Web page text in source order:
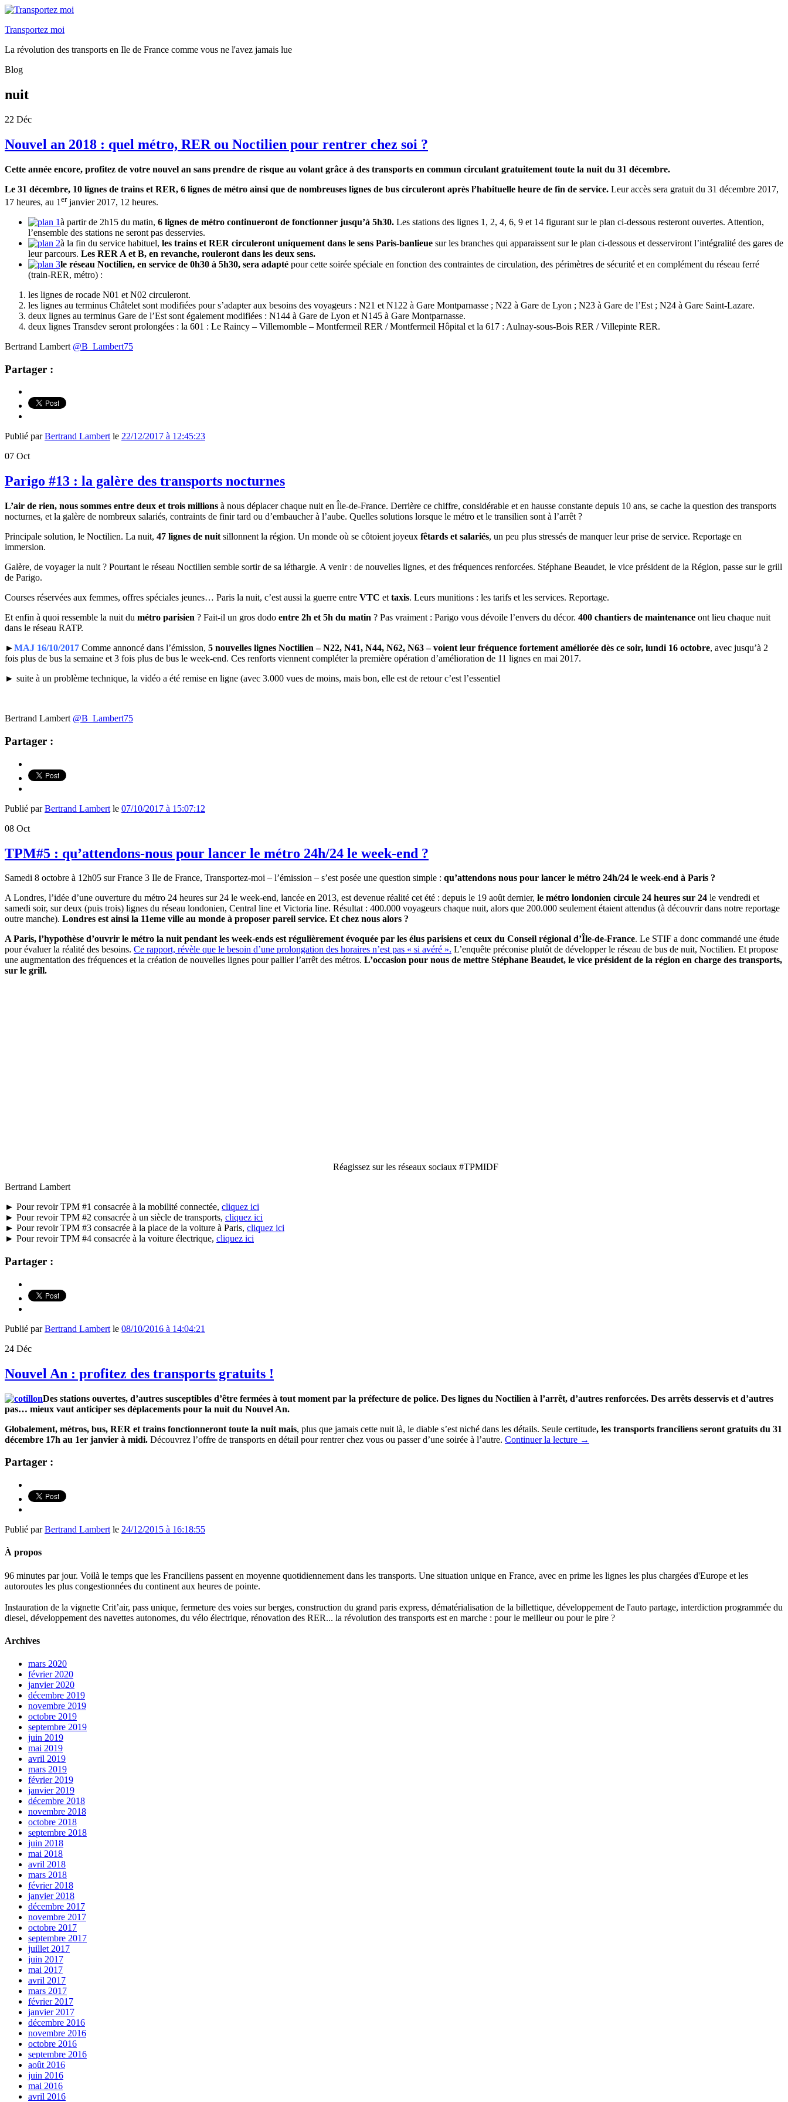
Transportez moi
La révolution des transports en Ile de France comme vous ne l'avez jamais lue
Blog
nuit
22 Déc
Nouvel an 2018 : quel métro, RER ou Noctilien pour rentrer chez soi ?
Cette année encore, profitez de votre nouvel an sans prendre de risque au volant grâce à des transports en commun circulant gratuitement toute la nuit du 31 décembre.
Le 31 décembre, 10 lignes de trains et RER, 6 lignes de métro ainsi que de nombreuses lignes de bus circuleront après l’habituelle heure de fin de service. Leur accès sera gratuit du 31 décembre 2017,
17 heures, au 1 erjanvier 2017, 12 heures.
à partir de 2h15 du matin, 6 lignes de métro continueront de fonctionner jusqu’à 5h30. Les stations des lignes 1, 2, 4, 6, 9 et 14 figurant sur le plan ci-dessous resteront ouvertes. Attention,
l’ensemble des stations ne seront pas desservies.
à la fin du service habituel, les trains et RER circuleront uniquement dans le sens Paris-banlieue sur les branches qui apparaissent sur le plan ci-dessous et desserviront l’intégralité des gares de
leur parcours. Les RER A et B, en revanche, rouleront dans les deux sens.
le réseau Noctilien, en service de 0h30 à 5h30, sera adapté pour cette soirée spéciale en fonction des contraintes de circulation, des périmètres de sécurité et en complément du réseau ferré
(train-RER, métro) :
les lignes de rocade N01 et N02 circuleront.
les lignes au terminus Châtelet sont modifiées pour s’adapter aux besoins des voyageurs : N21 et N122 à Gare Montparnasse ; N22 à Gare de Lyon ; N23 à Gare de l’Est ; N24 à Gare Saint-Lazare.
deux lignes au terminus Gare de l’Est sont également modifiées : N144 à Gare de Lyon et N145 à Gare Montparnasse.
deux lignes Transdev seront prolongées : la 601 : Le Raincy – Villemomble – Montfermeil RER / Montfermeil Hôpital et la 617 : Aulnay-sous-Bois RER / Villepinte RER.
Bertrand Lambert @B_Lambert75
Partager :
Publié parBertrand Lambert le 22/12/2017 à 12:45:23
07 Oct
Parigo #13 : la galère des transports nocturnes
L’air de rien, nous sommes entre deux et trois millions à nous déplacer chaque nuit en Île-de-France. Derrière ce chiffre, considérable et en hausse constante depuis 10 ans, se cache la question des transports
nocturnes, et la galère de nombreux salariés, contraints de finir tard ou d’embaucher à l’aube. Quelles solutions lorsque le métro et le transilien sont à l’arrêt ?
Principale solution, le Noctilien. La nuit, 47 lignes de nuit sillonnent la région. Un monde où se côtoient joyeux fêtards et salariés, un peu plus stressés de manquer leur prise de service. Reportage en
immersion.
Galère, de voyager la nuit ? Pourtant le réseau Noctilien semble sortir de sa léthargie. A venir : de nouvelles lignes, et des fréquences renforcées. Stéphane Beaudet, le vice président de la Région, passe sur le grill
de Parigo.
Courses réservées aux femmes, offres spéciales jeunes… Paris la nuit, c’est aussi la guerre entre VTC et taxis. Leurs munitions : les tarifs et les services. Reportage.
Et enfin à quoi ressemble la nuit du métro parisien ? Fait-il un gros dodo entre 2h et 5h du matin ? Pas vraiment : Parigo vous dévoile l’envers du décor. 400 chantiers de maintenance ont lieu chaque nuit
dans le réseau RATP.
►MAJ 16/10/2017 Comme annoncé dans l’émission, 5 nouvelles lignes Noctilien – N22, N41, N44, N62, N63 – voient leur fréquence fortement améliorée dès ce soir, lundi 16 octobre, avec jusqu’à 2
fois plus de bus la semaine et 3 fois plus de bus le week-end. Ces renforts viennent compléter la première opération d’amélioration de 11 lignes en mai 2017.
► suite à un problème technique, la vidéo a été remise en ligne (avec 3.000 vues de moins, mais bon, elle est de retour c’est l’essentiel
Bertrand Lambert @B_Lambert75
Partager :
Publié parBertrand Lambert le 07/10/2017 à 15:07:12
08 Oct
TPM#5 : qu’attendons-nous pour lancer le métro 24h/24 le week-end ?
Samedi 8 octobre à 12h05 sur France 3 Ile de France, Transportez-moi – l’émission – s’est posée une question simple : qu’attendons nous pour lancer le métro 24h/24 le week-end à Paris ?
A Londres, l’idée d’une ouverture du métro 24 heures sur 24 le week-end, lancée en 2013, est devenue réalité cet été : depuis le 19 août dernier, le métro londonien circule 24 heures sur 24 le vendredi et
samedi soir, sur deux (puis trois) lignes du réseau londonien, Central line et Victoria line. Résultat : 400.000 voyageurs chaque nuit, alors que 200.000 seulement étaient attendus (à découvrir dans notre reportage
outre manche). Londres est ainsi la 11eme ville au monde à proposer pareil service. Et chez nous alors ?
A Paris, l’hypothèse d’ouvrir le métro la nuit pendant les week-ends est régulièrement évoquée par les élus parisiens et ceux du Conseil régional d’Île-de-France. Le STIF a donc commandé une étude
pour évaluer la réalité des besoins. Ce rapport, révèle que le besoin d’une prolongation des horaires n’est pas « si avéré ». L’enquête préconise plutôt de développer le réseau de bus de nuit, Noctilien. Et propose
une augmentation des fréquences et la création de nouvelles lignes pour pallier l’arrêt des métros. L’occasion pour nous de mettre Stéphane Beaudet, le vice président de la région en charge des transports,
sur le grill.
Réagissez sur les réseaux sociaux #TPMIDF
Bertrand Lambert
► Pour revoir TPM #1 consacrée à la mobilité connectée, cliquez ici
► Pour revoir TPM #2 consacrée à un siècle de transports, cliquez ici
► Pour revoir TPM #3 consacrée à la place de la voiture à Paris, cliquez ici
► Pour revoir TPM #4 consacrée à la voiture électrique, cliquez ici
Partager :
Publié parBertrand Lambert le 08/10/2016 à 14:04:21
24 Déc
Nouvel An : profitez des transports gratuits !
Des stations ouvertes, d’autres susceptibles d’être fermées à tout moment par la préfecture de police. Des lignes du Noctilien à l’arrêt, d’autres renforcées. Des arrêts desservis et d’autres
pas… mieux vaut anticiper ses déplacements pour la nuit du Nouvel An.
Globalement, métros, bus, RER et trains fonctionneront toute la nuit mais, plus que jamais cette nuit là, le diable s’est niché dans les détails. Seule certitude, les transports franciliens seront gratuits du 31
décembre 17h au 1er janvier à midi. Découvrez l’offre de transports en détail pour rentrer chez vous ou passer d’une soirée à l’autre. Continuer la lecture →
Partager :
Publié parBertrand Lambert le 24/12/2015 à 16:18:55
À propos
96 minutes par jour. Voilà le temps que les Franciliens passent en moyenne quotidiennement dans les transports. Une situation unique en France, avec en prime les lignes les plus chargées d'Europe et les
autoroutes les plus congestionnées du continent aux heures de pointe.
Instauration de la vignette Crit’air, pass unique, fermeture des voies sur berges, construction du grand paris express, dématérialisation de la billettique, développement de l'auto partage, interdiction programmée du
diesel, développement des navettes autonomes, du vélo électrique, rénovation des RER... la révolution des transports est en marche : pour le meilleur ou pour le pire ?
Archives
mars 2020
février 2020
janvier 2020
décembre 2019
novembre 2019
octobre 2019
septembre 2019
juin 2019
mai 2019
avril 2019
mars 2019
février 2019
janvier 2019
décembre 2018
novembre 2018
octobre 2018
septembre 2018
juin 2018
mai 2018
avril 2018
mars 2018
février 2018
janvier 2018
décembre 2017
novembre 2017
octobre 2017
septembre 2017
juillet 2017
juin 2017
mai 2017
avril 2017
mars 2017
février 2017
janvier 2017
décembre 2016
novembre 2016
octobre 2016
septembre 2016
août 2016
juin 2016
mai 2016
avril 2016